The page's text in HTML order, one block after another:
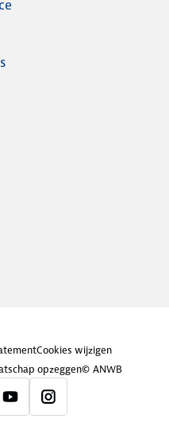
Cookies wijzigen
opzeggen© ANWB